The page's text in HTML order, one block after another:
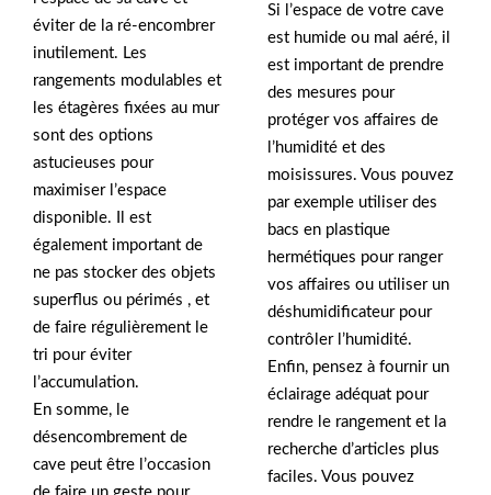
éviter de la ré-encombrer
inutilement. Les
rangements modulables et
les étagères fixées au mur
sont des options
astucieuses pour
maximiser l’espace
disponible. Il est
également important de
ne pas stocker des objets
superflus ou périmés , et
de faire régulièrement le
tri pour éviter
l’accumulation.
En somme, le
désencombrement de
cave peut être l’occasion
Si l’espace de votre cave
est humide ou mal aéré, il
est important de prendre
des mesures pour
protéger vos affaires de
l’humidité et des
moisissures. Vous pouvez
par exemple utiliser des
bacs en plastique
hermétiques pour ranger
vos affaires ou utiliser un
déshumidificateur pour
contrôler l’humidité.
Enfin, pensez à fournir un
éclairage adéquat pour
rendre le rangement et la
recherche d’articles plus
faciles. Vous pouvez